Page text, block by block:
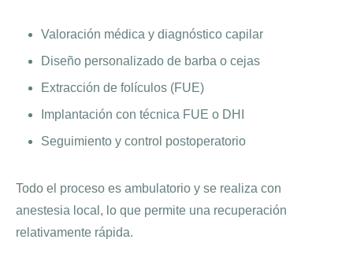
Valoración médica y diagnóstico capilar
Diseño personalizado de barba o cejas
Extracción de folículos (FUE)
Implantación con técnica FUE o DHI
Seguimiento y control postoperatorio
Todo el proceso es ambulatorio y se realiza con
anestesia local, lo que permite una recuperación
relativamente rápida.